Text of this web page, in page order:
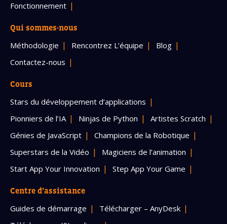
Fonctionnement
Qui sommes-nous
Méthodologie Rencontrez L’équipe
Blog
Contactez-nous
Cours
Stars du développement d’applications
Pionniers de l’IA
Ninjas de Python
Artistes Scratch
Génies de JavaScript
Champions de la Robotique
Superstars de la Vidéo
Magiciens de l’animation
Start App Your Innovation
Step App Your Game
Centre d’assistance
Guides de démarrage
Télécharger – AnyDesk